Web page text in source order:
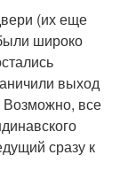
(их еще
широко
выход
все
сразу к